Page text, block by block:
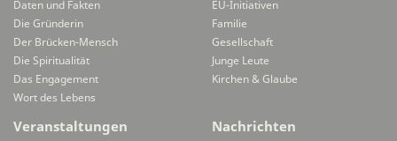
Daten und Fakten
Die Gründerin
Der Brücken-Mensch
Die Spiritualität
Das Engagement
Wort des Lebens
EU-Initiativen
Familie
Gesellschaft
Junge Leute
Kirchen & Glaube
Veranstaltungen Nachrichten